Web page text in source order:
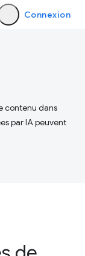
Connexion
contenu dans
par IA peuvent